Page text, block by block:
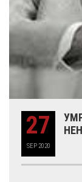
27
SEP 2020